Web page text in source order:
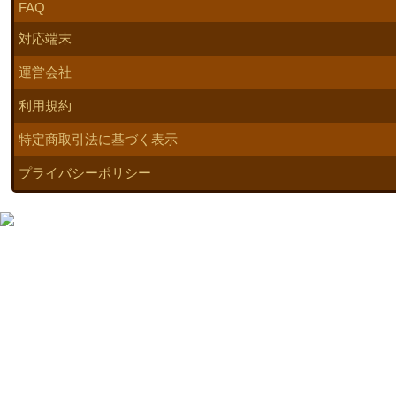
FAQ
対応端末
運営会社
利用規約
特定商取引法に基づく表示
プライバシーポリシー